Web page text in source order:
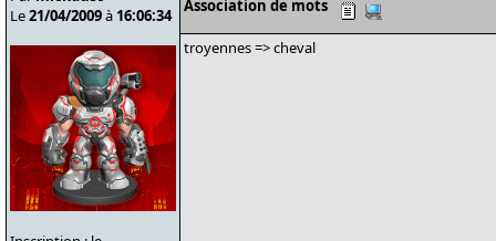
Le21/04/2009à 16:06:34 Association de mots
troyennes => cheval